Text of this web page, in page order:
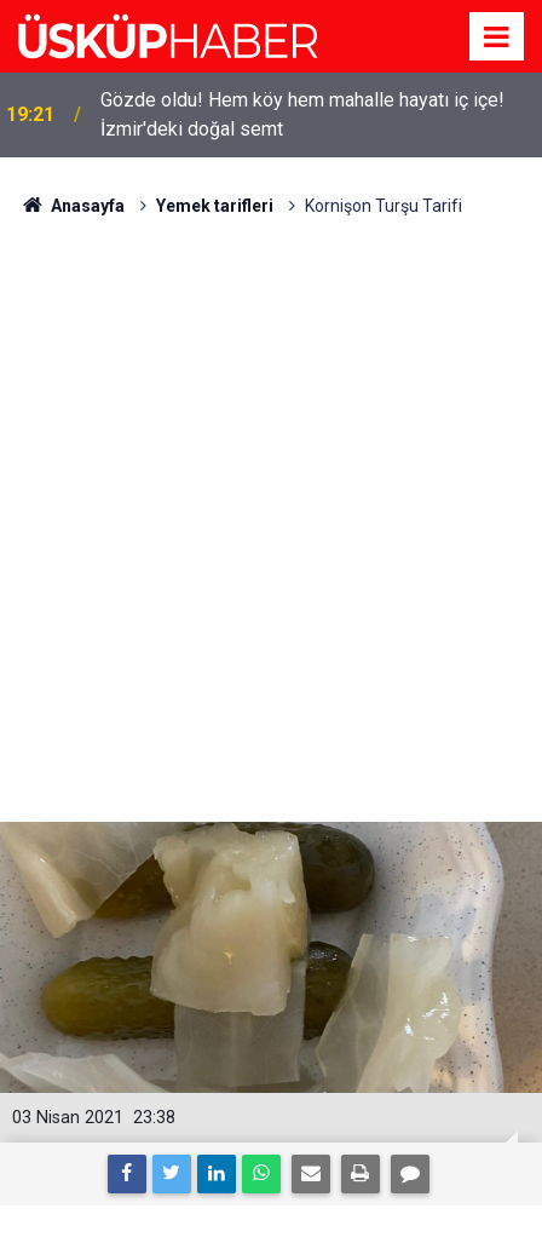
19:21
Gözde oldu! Hem köy hem mahalle hayatı iç içe!
İzmir'deki doğal semt
Anasayfa Yemek tarifleri Kornişon Turşu Tarifi
23:38
03 Nisan 2021